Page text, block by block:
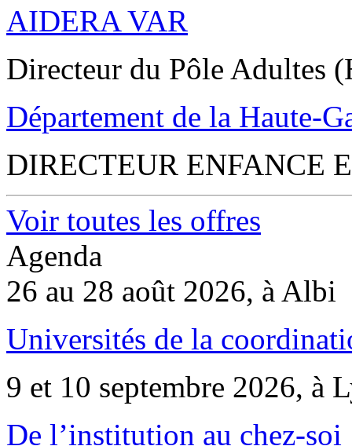
AIDERA VAR
Directeur du Pôle Adultes
Département de la Haute-
DIRECTEUR ENFANCE
Voir toutes les offres
Agenda
26 au 28 août 2026, à Albi
Universités de la
9 et 10 septembre 2026, à
De l’institution au chez-